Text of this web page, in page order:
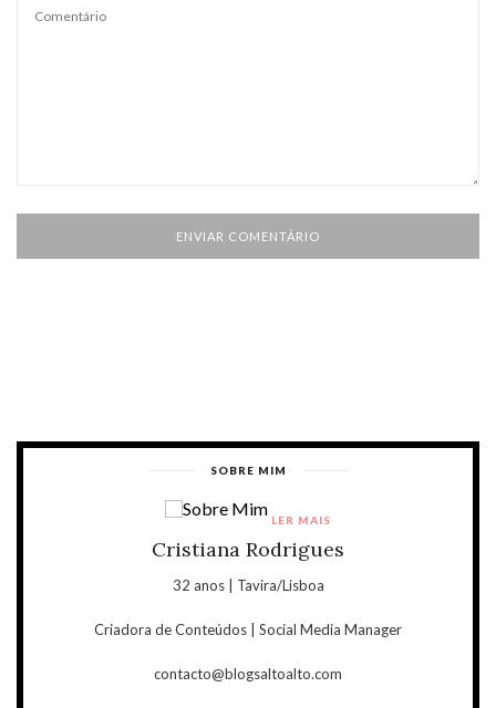
SOBRE MIM
Cristiana Rodrigues
32 anos | Tavira/Lisboa
Criadora de Conteúdos | Social Media Manager
contacto@blogsaltoalto.com
LER MAIS